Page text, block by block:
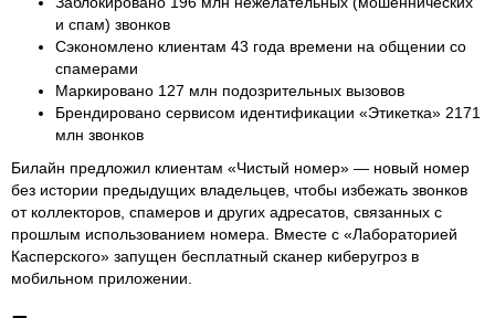
и спам) звонков
Сэкономлено клиентам 43 года времени на общении со
спамерами
Маркировано 127 млн подозрительных вызовов
Брендировано сервисом идентификации «Этикетка» 2171
млн звонков
Билайн предложил клиентам «Чистый номер» — новый номер
без истории предыдущих владельцев, чтобы избежать звонков
от коллекторов, спамеров и других адресатов, связанных с
прошлым использованием номера. Вместе с «Лабораторией
Касперского» запущен бесплатный сканер киберугроз в
мобильном приложении.